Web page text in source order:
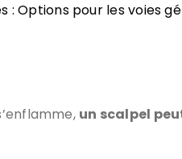
: Options pour les voies
un scalpel